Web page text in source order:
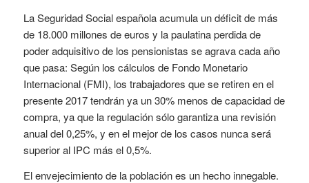
La Seguridad Social española acumula un déficit de más
de 18.000 millones de euros y la paulatina perdida de
poder adquisitivo de los pensionistas se agrava cada año
que pasa: Según los cálculos de Fondo Monetario
Internacional (FMI), los trabajadores que se retiren en el
presente 2017 tendrán ya un 30% menos de capacidad de
compra, ya que la regulación sólo garantiza una revisión
anual del 0,25%, y en el mejor de los casos nunca será
superior al IPC más el 0,5%.
El envejecimiento de la población es un hecho innegable.